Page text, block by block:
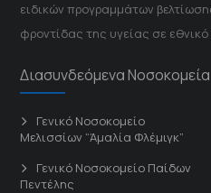
ειδικών προγραμμάτων
φροντίδας της υγείας σε
Διασυνδεόμενα Νοσοκομεία
Γενικό Νοσοκομείο
Μελισσίων “Άμαλία Φλέμιγκ”
Γενικό Νοσοκομείο Παίδων
Πεντέλης